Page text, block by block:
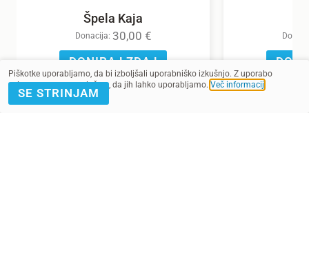
Špela Kaja
Donacija: 30,00 €
DONIRAJ ZDAJ
Piškotke uporabljamo, da bi izboljšali uporabniško izkušnjo. Z uporabo
spletnega mesta soglašate, da jih lahko uporabljamo. Več informacij
SE STRINJAM